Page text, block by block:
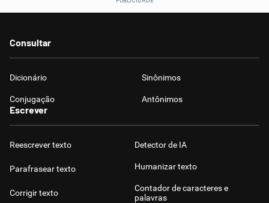
Consultar
Dicionário Sinônimos
Conjugação Antônimos
Escrever
Reescrever texto
Parafrasear texto
Corrigir texto
Detector de IA
Humanizar texto
Contador de caracteres e
palavras